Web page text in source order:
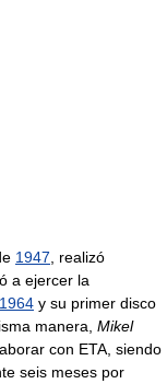
1947 , realizó
a ejercer la
1964 y su primer disco
manera, Mikel
con ETA, siendo
seis meses por